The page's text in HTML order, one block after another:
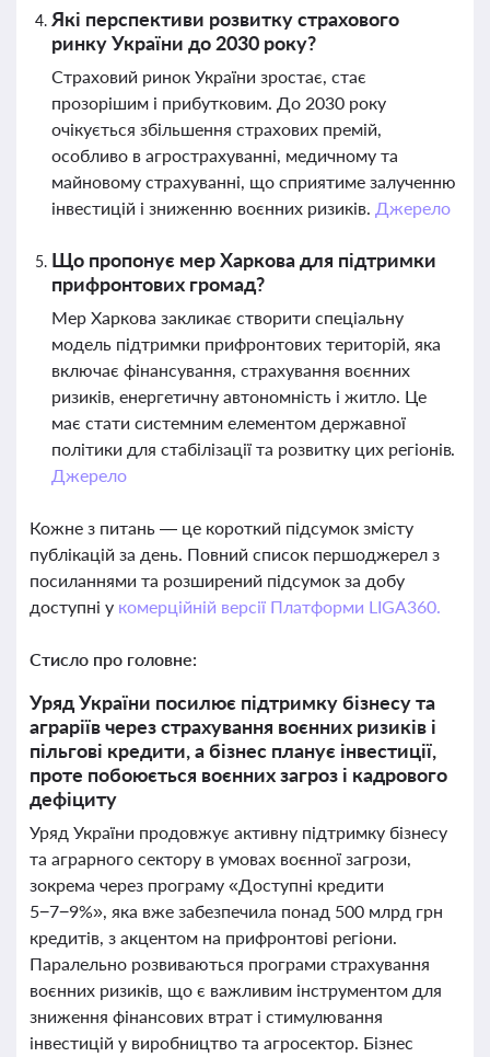
Які перспективи розвитку страхового
ринку України до 2030 року?
Страховий ринок України зростає, стає
прозорішим і прибутковим. До 2030 року
очікується збільшення страхових премій,
особливо в агрострахуванні, медичному та
майновому страхуванні, що сприятиме залученню
інвестицій і зниженню воєнних ризиків. Джерело
Що пропонує мер Харкова для підтримки
прифронтових громад?
Мер Харкова закликає створити спеціальну
модель підтримки прифронтових територій, яка
включає фінансування, страхування воєнних
ризиків, енергетичну автономність і житло. Це
має стати системним елементом державної
політики для стабілізації та розвитку цих регіонів.
Джерело
Кожне з питань — це короткий підсумок змісту
публікацій за день. Повний список першоджерел з
посиланнями та розширений підсумок за добу
доступні у комерційній версії Платформи LIGA360.
Стисло про головне:
Уряд України посилює підтримку бізнесу та
аграріїв через страхування воєнних ризиків і
пільгові кредити, а бізнес планує інвестиції,
проте побоюється воєнних загроз і кадрового
дефіциту
Уряд України продовжує активну підтримку бізнесу
та аграрного сектору в умовах воєнної загрози,
зокрема через програму «Доступні кредити
5−7−9%», яка вже забезпечила понад 500 млрд грн
кредитів, з акцентом на прифронтові регіони.
Паралельно розвиваються програми страхування
воєнних ризиків, що є важливим інструментом для
зниження фінансових втрат і стимулювання
інвестицій у виробництво та агросектор. Бізнес